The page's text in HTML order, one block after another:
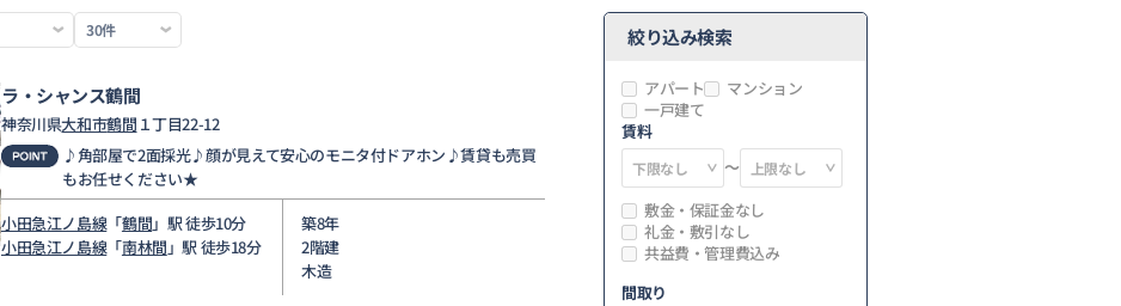
ラ・シャンス鶴間
神奈川県大和市鶴間 １丁目22-12
♪角部屋で2面採光♪顔が見えて安心のモニタ付ドアホン♪賃貸も売買
もお任せください★
小田急江ノ島線「鶴間」駅 徒歩10分
小田急江ノ島線「南林間 」駅 徒歩18分
築8年
2階建
木造
絞り込み検索
アパート
マンション
一戸建て
賃料
～
敷金・保証金なし
礼金・敷引なし
共益費・管理費込み
間取り